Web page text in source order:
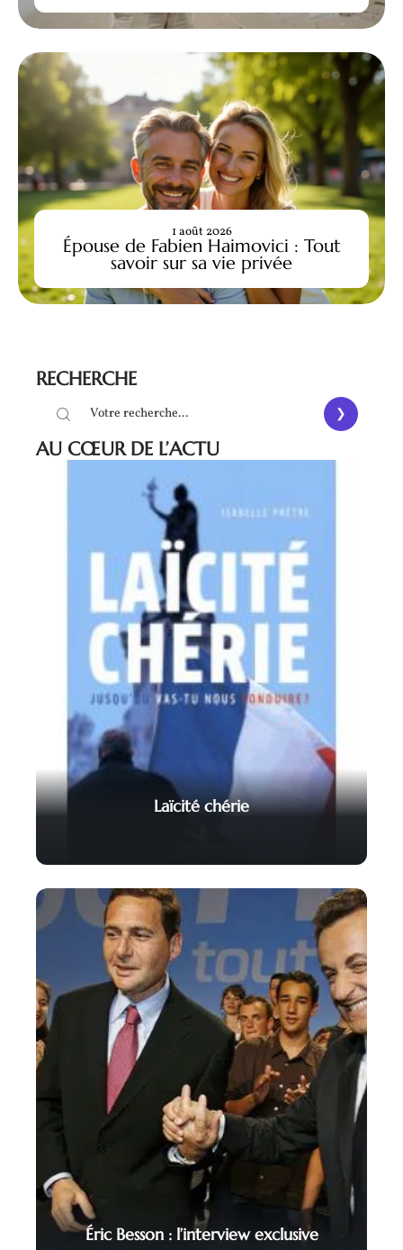
Épouse de Fabien Haimovici : Tout
savoir sur sa vie privée
1 août 2026
RECHERCHE
AU CŒUR DE L’ACTU
Laïcité chérie
Éric Besson : l’interview exclusive